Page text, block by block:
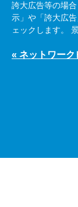
誇大広告等の場
示」や「誇大広
ェックします。
« ネットワーク